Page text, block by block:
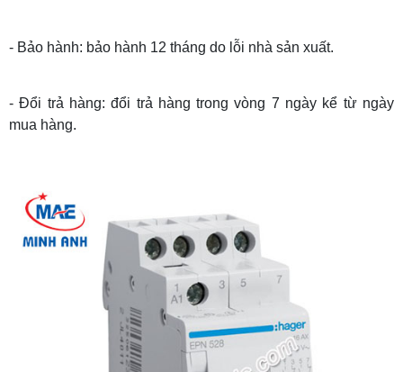
- Bảo hành: bảo hành 12 tháng do lỗi nhà sản xuất.
- Đổi trả hàng: đổi trả hàng trong vòng 7 ngày kể từ ngày
mua hàng.